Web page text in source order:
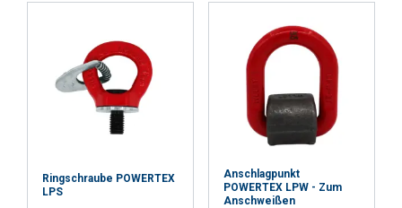
Ringschraube POWERTEX
LPS
Anschlagpunkt
POWERTEX LPW - Zum
Anschweißen
ALLE ABLEHNEN
DETAILS ANZEIGEN